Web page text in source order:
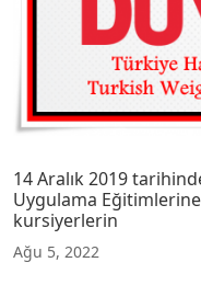
14 Aralık 2019
Uygulama Eğitimlerine
kursiyerlerin
Ağu 5, 2022